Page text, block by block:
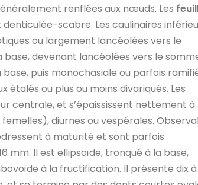
renflées aux nœuds. Les
scabre. Les caulinaires
ou largement lancéolées vers le
base, devenant lancéolées vers le
puis monochasiale ou parfois
étalés ou plus ou moins divariqués. Les
centrale, et s’épaississent nettement à
diurnes ou vespérales.
à maturité et sont parfois
mm. Il est ellipsoïde, tronqué à la base,
à la fructification. Il présente dix à